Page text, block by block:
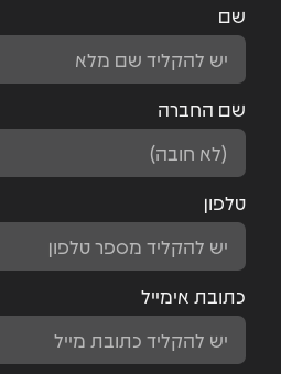
שם
שם החברה
טלפון
כתובת אימייל